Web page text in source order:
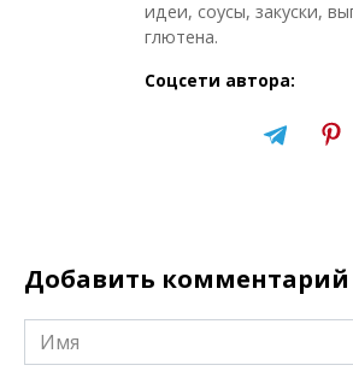
идеи, соусы, закуски,
глютена.
Соцсети автора:
Добавить комментарий
Имя
*